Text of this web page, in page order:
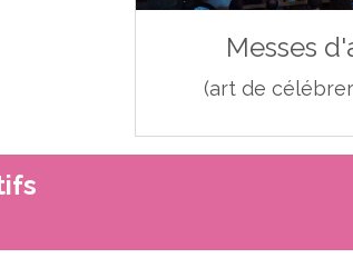
Messes
(art de